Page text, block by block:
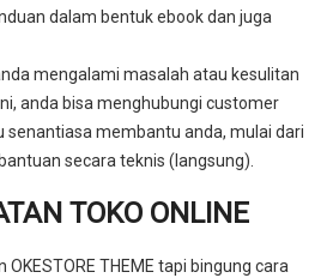
dalam bentuk ebook dan juga
mengalami masalah atau kesulitan
anda bisa menghubungi customer
senantiasa membantu anda, mulai dari
secara teknis (langsung).
TOKO ONLINE
THEME tapi bingung cara